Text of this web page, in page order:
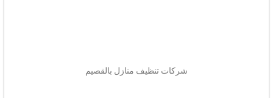
شركات تنظيف منازل بالقصيم